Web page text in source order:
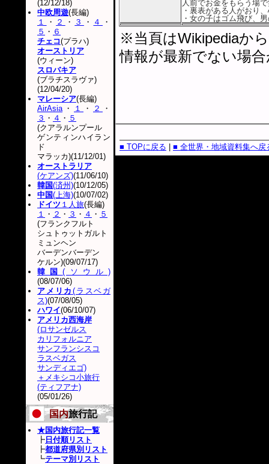
人前でお金をもらう場
・裏表がある人がおり
・女の子はゴム飛び、
※当頁はWikipediaか
情報が最新でない場
■ TOPに戻る ■ 全世界・地域資料集へ戻
(12/12/18)
中欧周遊(長編)
１
・ ２ ・ ３ ・ ４
・
５ ・ ６
チェコ(プラハ)
オーストリア
(ウィーン)
スロバキア
(ブラチスラヴァ)
(12/04/20)
マレーシア(長編)
AirAsia・ １ ・ ２
・
３ ・ ４ ・ ５
(クアラルンプール
ゲンティンハイラン
ド
マラッカ)(11/12/01)
オーストラリア
(ケアンズ)(11/06/10)
韓国(済州)(10/12/05)
中国(上海)(10/07/02)
ドイツ １人旅(長編)
１ ・ ２ ・ ３ ・ ４ ・ ５
(フランクフルト
シュトゥットガルト
ミュンヘン
バーデンバーデン
ケルン)(09/07/17)
韓国(ソウル)
(08/07/06)
アメリカ (ラスベガ
ス)(07/08/05)
ハワイ(06/10/07)
アメリカ西海岸
(ロサンゼルス
カリフォルニア
サンフランシスコ
ラスベガス
サンディエゴ)
＋メキシコ小旅行
(ティフアナ)
(05/01/26)
国内旅行記
★国内旅行記一覧
┣ 日付順リスト
┣都道府県別リスト
┗テーマ別リスト